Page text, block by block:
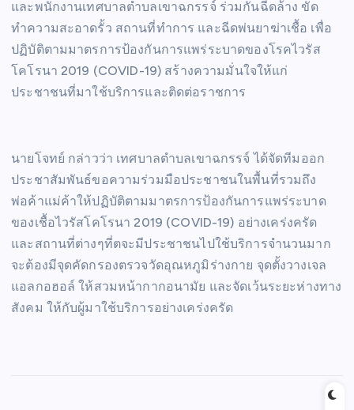
และพนักงานเทศบาลตำบลเขาฉกรรจ์ ร่วมกันฉีดล้าง ขัด
ทำความสะอาดรั้ว สถานที่ทำการ และฉีดพ่นยาฆ่าเชื้อ เพื่อ
ปฏิบัติตามมาตรการป้องกันการแพร่ระบาดของโรคไวรัส
โคโรนา 2019 (COVID-19) สร้างความมั่นใจให้แก่
ประชาชนที่มาใช้บริการและติดต่อราชการ
นายโจทย์ กล่าวว่า เทศบาลตำบลเขาฉกรรจ์ ได้จัดทีมออก
ประชาสัมพันธ์ขอความร่วมมือประชาชนในพื้นที่รวมถึง
พ่อค้าแม่ค้าให้ปฏิบัติตามมาตรการป้องกันการแพร่ระบาด
ของเชื้อไวรัสโคโรนา 2019 (COVID-19) อย่างเคร่งครัด
และสถานที่ต่างๆที่ตจะมีประชาชนไปใช้บริการจำนวนมาก
จะต้องมีจุดคัดกรองตรวจวัดอุณหภูมิร่างกาย จุดตั้งวางเจล
แอลกอฮอล์ ให้สวมหน้ากากอนามัย และจัดเว้นระยะห่างทาง
สังคม ให้กับผู้มาใช้บริการอย่างเคร่งครัด